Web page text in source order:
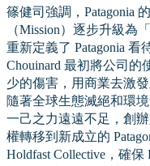
篠健司強調，Patagonia
（Mission）逐步升級為
重新定義了 Patagonia 看
Chouinard 最初將公司
少的傷害，用商業去激
隨著全球生態滅絕和環
一己之力遠遠不足，創
權轉移到新成立的
Holdfast Collective，確